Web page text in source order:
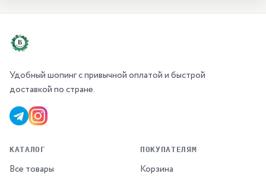
Удобный шопинг с привычной оплатой и быстрой
доставкой по стране.
КАТАЛОГ
Все товары
ПОКУПАТЕЛЯМ
Корзина